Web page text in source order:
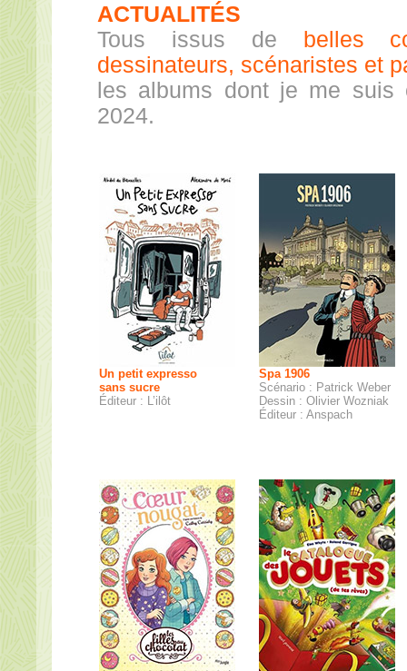
ACTUALITÉS
Tous issus de belles
dessinateurs, scénaristes et
les albums dont je me
2024.
Un petit expresso
sans sucre
Éditeur : L’ilôt
Spa 1906
Scénario : Patrick Weber
Dessin : Olivier Wozniak
Éditeur : Anspach